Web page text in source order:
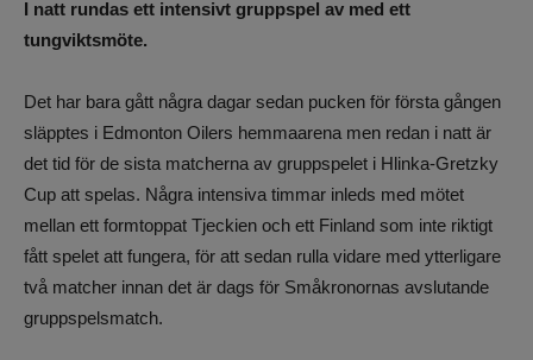
I natt rundas ett intensivt gruppspel av med ett
tungviktsmöte.
Det har bara gått några dagar sedan pucken för första gången
släpptes i Edmonton Oilers hemmaarena men redan i natt är
det tid för de sista matcherna av gruppspelet i Hlinka-Gretzky
Cup att spelas. Några intensiva timmar inleds med mötet
mellan ett formtoppat Tjeckien och ett Finland som inte riktigt
fått spelet att fungera, för att sedan rulla vidare med ytterligare
två matcher innan det är dags för Småkronornas avslutande
gruppspelsmatch.